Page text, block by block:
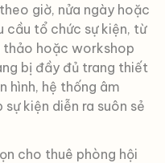
giờ, nửa ngày hoặc
cầu tổ chức sự kiện, từ
thảo hoặc workshop
bị đầy đủ trang thiết
hình, hệ thống âm
kiện diễn ra suôn sẻ
cho thuê phòng hội